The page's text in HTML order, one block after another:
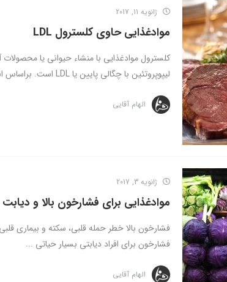
ژانویه 11, 2017
موادغذایی حاوی کلسترول LDL
کلسترول موادغذایی با منشاء حیوانی یا
لیپوپروتئین با چگالی پایین یا LDL است. براساس انجمن ...
الهام آقایی
ژانویه 3, 2017
موادغذایی برای فشارخون بالا و دیابت
فشارخون بالا خطر حمله قلبی، سکته و بیماری
فشارخون برای افراد دیابتی بسیار حیاتی ...
الهام آقایی